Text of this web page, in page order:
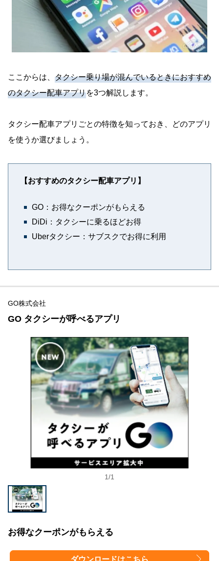
ここからは、 タクシー乗り場が混んでいるときにおすすめ
のタクシー配車アプリを3つ解説します。
タクシー配車アプリごとの特徴を知っておき、どのアプリ
を使うか選びましょう。
【おすすめのタクシー配車アプリ】
GO：お得なクーポンがもらえる
DiDi：タクシーに乗るほどお得
Uberタクシー：サブスクでお得に利用
GO株式会社
GO タクシーが呼べるアプリ
1/1
お得なクーポンがもらえる
ダウンロードはこちら